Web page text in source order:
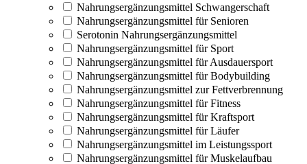
Nahrungsergänzungsmittel Schwangerschaft
Nahrungsergänzungsmittel für Senioren
Serotonin Nahrungsergänzungsmittel
Nahrungsergänzungsmittel für Sport
Nahrungsergänzungsmittel für Ausdauersport
Nahrungsergänzungsmittel für Bodybuilding
Nahrungsergänzungsmittel zur Fettverbrennung
Nahrungsergänzungsmittel für Fitness
Nahrungsergänzungsmittel für Kraftsport
Nahrungsergänzungsmittel für Läufer
Nahrungsergänzungsmittel im Leistungssport
Nahrungsergänzungsmittel für Muskelaufbau